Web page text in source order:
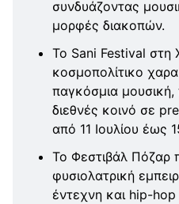
συνδυάζοντας
μορφές διακοπών.
Το Sani Festival στη
κοσμοπολίτικο
παγκόσμια
διεθνές κοινό σε
από 11 Ιουλίου έως
Το Φεστιβάλ Πόζαρ
φυσιολατρική
έντεχνη και hip-